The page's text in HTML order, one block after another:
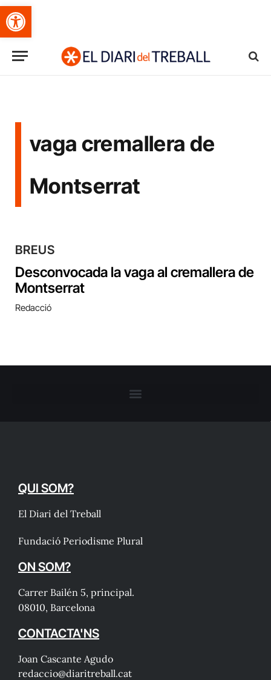
Obre la barra d'eines
vaga cremallera de
Montserrat
BREUS
Desconvocada la vaga al cremallera de
Montserrat
Redacció
QUI SOM?
El Diari del Treball
Fundació Periodisme Plural
ON SOM?
Carrer Bailén 5, principal.
08010, Barcelona
CONTACTA'NS
Joan Cascante Agudo
redaccio@diaritreball.cat